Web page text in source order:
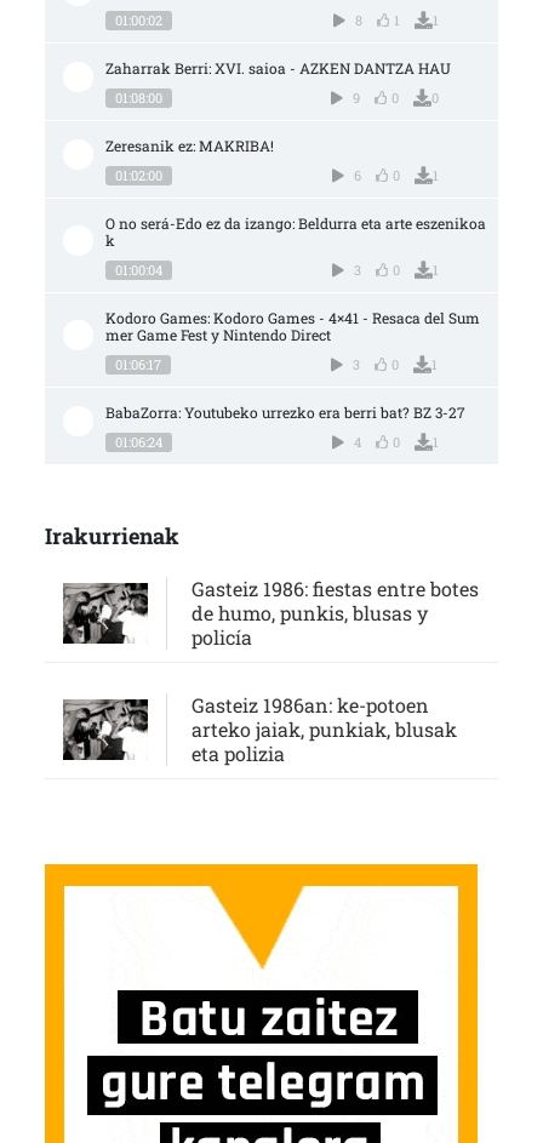
01:00:02 8 1 1
Zaharrak Berri: XVI. saioa - AZKEN DANTZA HAU
01:08:00 9 0 0
Zeresanik ez: MAKRIBA!
01:02:00 6 0 1
O no será-Edo ez da izango: Beldurra eta arte eszenikoa
k
01:00:04 3 0 1
Kodoro Games: Kodoro Games - 4×41 - Resaca del Sum
mer Game Fest y Nintendo Direct
01:06:17 3 0 1
BabaZorra: Youtubeko urrezko era berri bat? BZ 3-27
01:06:24 4 0 1
Irakurrienak
Gasteiz 1986: fiestas entre botes
de humo, punkis, blusas y
policía
Gasteiz 1986an: ke-potoen
arteko jaiak, punkiak, blusak
eta polizia